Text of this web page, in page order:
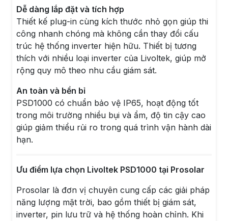
Dễ dàng lắp đặt và tích hợp
Thiết kế plug-in cùng kích thước nhỏ gọn giúp thi
công nhanh chóng mà không cần thay đổi cấu
trúc hệ thống inverter hiện hữu. Thiết bị tương
thích với nhiều loại inverter của Livoltek, giúp mở
rộng quy mô theo nhu cầu giám sát.
An toàn và bền bỉ
PSD1000 có chuẩn bảo vệ IP65, hoạt động tốt
trong môi trường nhiều bụi và ẩm, độ tin cậy cao
giúp giảm thiểu rủi ro trong quá trình vận hành dài
hạn.
Ưu điểm lựa chọn Livoltek PSD1000 tại Prosolar
Prosolar là đơn vị chuyên cung cấp các giải pháp
năng lượng mặt trời, bao gồm thiết bị giám sát,
inverter, pin lưu trữ và hệ thống hoàn chỉnh. Khi